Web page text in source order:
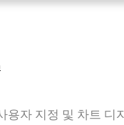
자 지정 및 차트 디